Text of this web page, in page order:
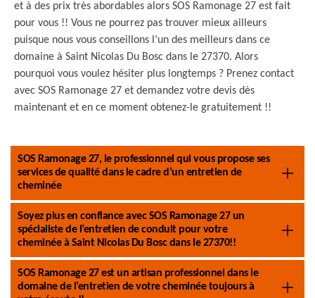
et à des prix très abordables alors SOS Ramonage 27 est fait
pour vous !! Vous ne pourrez pas trouver mieux ailleurs
puisque nous vous conseillons l’un des meilleurs dans ce
domaine à Saint Nicolas Du Bosc dans le 27370. Alors
pourquoi vous voulez hésiter plus longtemps ? Prenez contact
avec SOS Ramonage 27 et demandez votre devis dès
maintenant et en ce moment obtenez-le gratuitement !!
SOS Ramonage 27, le professionnel qui vous propose ses
services de qualité dans le cadre d’un entretien de
cheminée
Soyez plus en confiance avec SOS Ramonage 27 un
spécialiste de l’entretien de conduit pour votre
cheminée à Saint Nicolas Du Bosc dans le 27370!!
SOS Ramonage 27 est un artisan professionnel dans le
domaine de l’entretien de votre cheminée toujours à